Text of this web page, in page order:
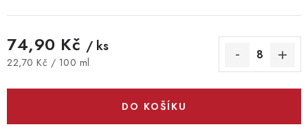
74,90 Kč / ks
Měrná cena:
22,70 Kč / 100 ml
DO KOŠÍKU